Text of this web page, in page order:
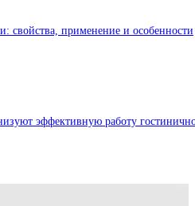
свойства, применение и особенности
эффективную работу